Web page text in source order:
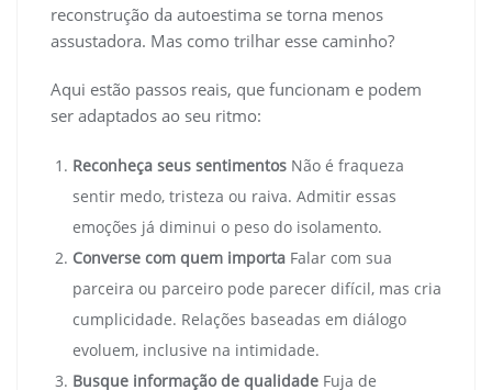
reconstrução da autoestima se torna menos
assustadora. Mas como trilhar esse caminho?
Aqui estão passos reais, que funcionam e podem
ser adaptados ao seu ritmo:
Reconheça seus sentimentos Não é fraqueza
sentir medo, tristeza ou raiva. Admitir essas
emoções já diminui o peso do isolamento.
Converse com quem importa Falar com sua
parceira ou parceiro pode parecer difícil, mas cria
cumplicidade. Relações baseadas em diálogo
evoluem, inclusive na intimidade.
Busque informação de qualidade Fuja de